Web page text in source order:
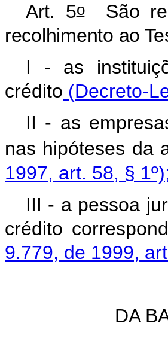
Art. 5oSão
recolhimento ao
I - as
crédito (Decreto-
II - as
nas hipóteses da
1997, art. 58, § 1º);
III - a pessoa
crédito
9.779, de 1999,
DA